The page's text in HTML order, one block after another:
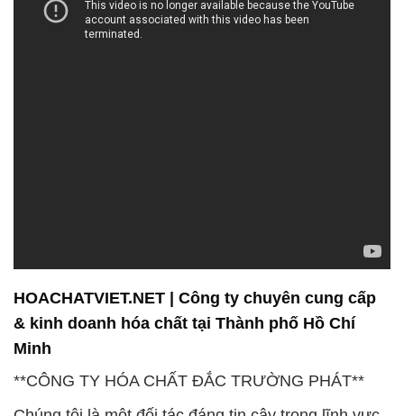
khác nhau, từ sản xuất đến ngành công nghiệp dầu
khí và hóa dầu. Với cam kết vượt qua mọi khó khăn
và thách thức, chúng tôi không chỉ mang đến hóa
chất chất lượng với giá cả cạnh tranh mà còn chăm
sóc khách hàng một cách tận tâm.
**Dịch vụ và Cam Kết:**
Chúng tôi tự hào về khả năng cung cấp một loạt các